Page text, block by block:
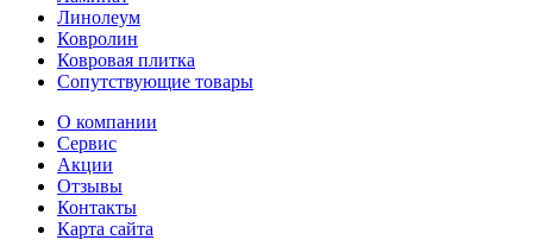
Линолеум
Ковролин
Ковровая плитка
Сопутствующие товары
О компании
Сервис
Акции
Отзывы
Контакты
Карта сайта